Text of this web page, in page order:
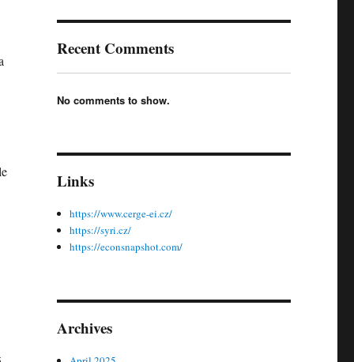
Recent Comments
No comments to show.
Links
https://www.cerge-ei.cz/
https://syri.cz/
https://econsnapshot.com/
Archives